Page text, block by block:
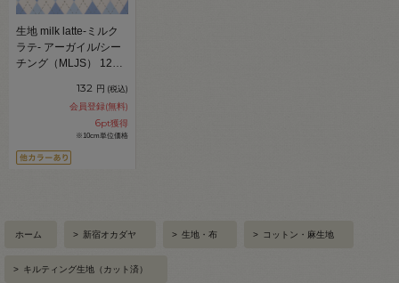
生地 milk latte-ミルク
ラテ- アーガイル/シー
チング（MLJS） 12C.
132 円 (税込)
会員登録(無料)
6pt獲得
※10cm単位価格
ホーム > 新宿オカダヤ > 生地・布 > コットン・麻生地
> キルティング生地（カット済）